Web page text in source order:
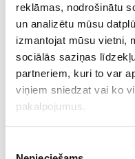
reklāmas, nodrošinātu
un analizētu mūsu
izmantojat mūsu vietni,
sociālās saziņas
partneriem, kuri to var
viņiem sniedzat vai ko
pakalpojumus.
Veebipoodi
toodetega, kus
peamine väärtus.
Koik sinu